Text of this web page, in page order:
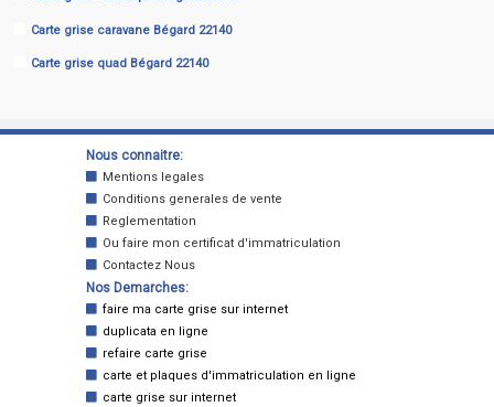
Carte grise caravane Bégard 22140
Carte grise quad Bégard 22140
Nous connaitre:
Mentions legales
Conditions generales de vente
Reglementation
Ou faire mon certificat d'immatriculation
Contactez Nous
Nos Demarches:
faire ma carte grise sur internet
duplicata en ligne
refaire carte grise
carte et plaques d'immatriculation en ligne
carte grise sur internet